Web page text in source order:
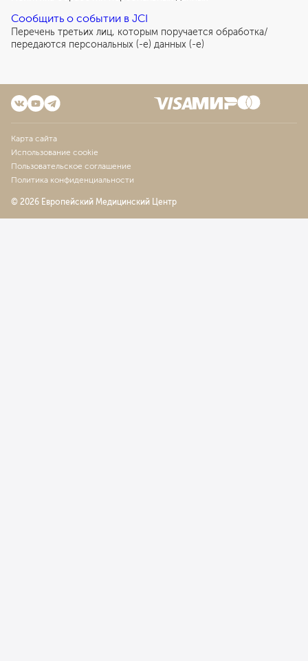
Сообщить о событии в JCI
Перечень третьих лиц, которым поручается обработка/
передаются персональных (-е) данных (-е)
Карта сайта
Использование cookie
Пользовательское соглашение
Политика конфиденциальности
© 2026 Европейский Медицинский Центр